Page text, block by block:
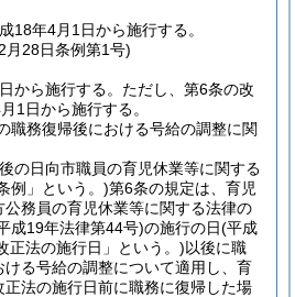
18年4月1日から施行する。
月28日条例第1号)
から施行する。 ただし、第6条の改
1日から施行する。
職務復帰後における号給の調整に関
の日向市職員の育児休業等に関する
例」という。)第6条の規定は、育児
務員の育児休業等に関する法律の
成19年法律第44号)の施行の日(平成
正法の施行日」という。)以後に職
る号給の調整について適用し、育
正法の施行日前に職務に復帰した場